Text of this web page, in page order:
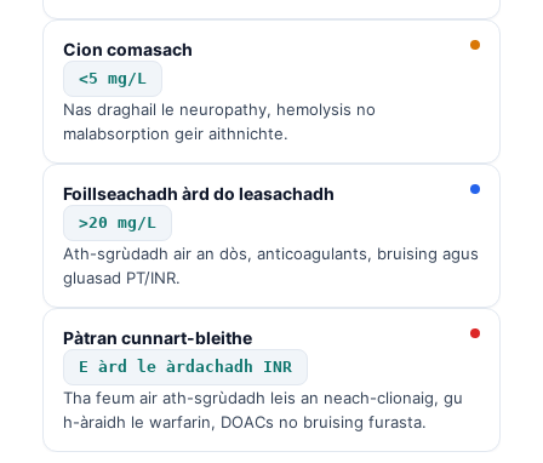
Cion comasach
<5 mg/L
Nas draghail le neuropathy, hemolysis no
malabsorption geir aithnichte.
Foillseachadh àrd do leasachadh
>20 mg/L
Ath-sgrùdadh air an dòs, anticoagulants, bruising agus
gluasad PT/INR.
Pàtran cunnart-bleithe
E àrd le àrdachadh INR
Tha feum air ath-sgrùdadh leis an neach-clionaig, gu
h-àraidh le warfarin, DOACs no bruising furasta.
Nederlands
हिन्दी
Bahasa Indonesia
Հայերեն
Íslenska
Српски језик
Svenska
Bosanski
Azərbaycan dili
Eesti
日本語